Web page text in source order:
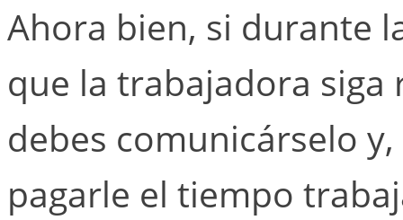
Ahora bien, si durante
que la trabajadora siga
debes comunicárselo
pagarle el tiempo